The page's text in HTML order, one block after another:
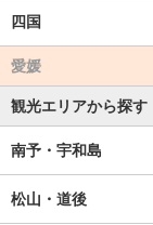
四国
愛媛
観光エリアから探す
南予・宇和島
松山・道後